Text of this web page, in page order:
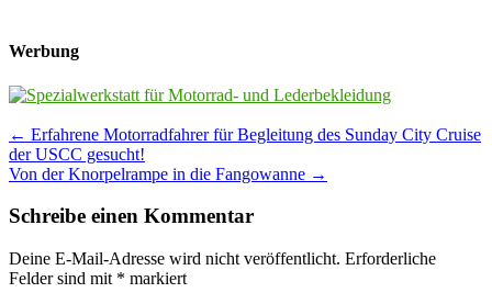
Werbung
Post
navigation
← Erfahrene Motorradfahrer für Begleitung des Sunday City Cruise
der USCC gesucht!
Von der Knorpelrampe in die Fangowanne →
Schreibe einen Kommentar
Deine E-Mail-Adresse wird nicht veröffentlicht. Erforderliche
Felder sind mit * markiert